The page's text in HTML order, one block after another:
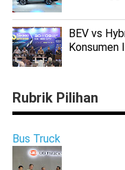
BEV vs
Konsumen
Rubrik Pilihan
Bus Truck